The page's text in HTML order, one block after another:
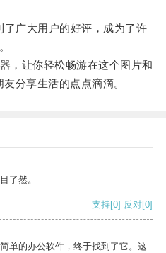
广大用户的好评，成为了许
让你轻松畅游在这个图片和
分享生活的点点滴滴。
了然。
支持[0] 反对[0]
单的办公软件，终于找到了它。这